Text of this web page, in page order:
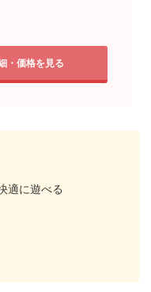
・価格を見る
適に遊べる